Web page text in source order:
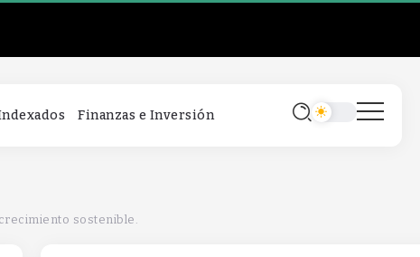
Finanzas e Inversión
sostenible.
6 Low-Stress Side Hustles That Don’t Require a Car
Low-Stress Side Hustles That Don’t Require a Car or